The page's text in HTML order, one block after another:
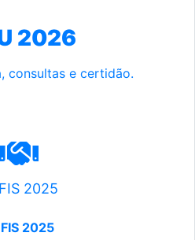
2026
consultas e certidão.
2025
2025